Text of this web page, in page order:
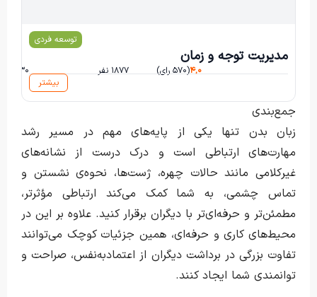
امین آرامش
توسعه فردی
مدیریت‌ تو‌جه‌ و‌ زمان
۴,۰(۵۷۰ رای) ۱۸۷۷ نفر
۱۳۰ ساعت و ۳ دقیقه
بیشتر
جمع‌بندی
زبان بدن تنها یکی از پایه‌های مهم در مسیر رشد
مهارت‌های ارتباطی است و درک درست از نشانه‌های
غیرکلامی مانند حالات چهره، ژست‌ها، نحوه‌ی نشستن و
تماس چشمی، به شما کمک می‌کند ارتباطی مؤثرتر،
مطمئن‌تر و حرفه‌ای‌تر با دیگران برقرار کنید. علاوه بر این در
محیط‌های کاری و حرفه‌ای، همین جزئیات کوچک می‌توانند
تفاوت بزرگی در برداشت دیگران از اعتماد‌به‌نفس، صراحت و
توانمندی شما ایجاد کنند.